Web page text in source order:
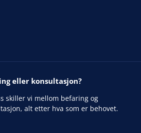
eller konsultasjon?
skiller vi mellom befaring og
alt etter hva som er behovet.